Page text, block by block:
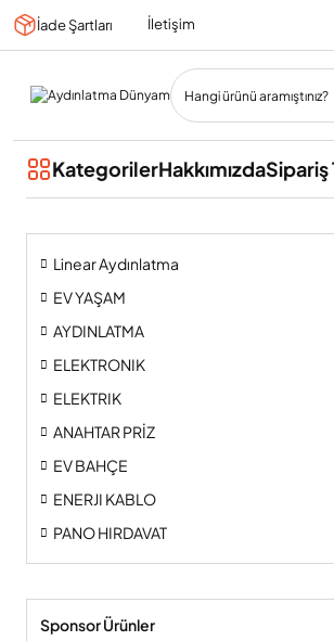
İade Şartları İletişim
KategorilerHakkımızdaSipariş
Linear Aydınlatma
EV YAŞAM
AYDINLATMA
ELEKTRONIK
ELEKTRIK
ANAHTAR PRİZ
EV BAHÇE
ENERJI KABLO
PANO HIRDAVAT
Sponsor Ürünler